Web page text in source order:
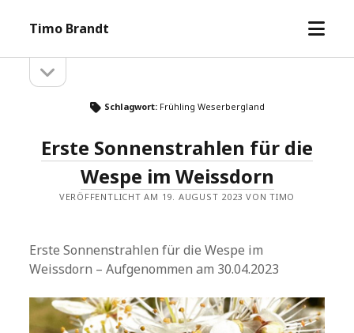
Timo Brandt
Menü
Seitenleiste
öffnen
Schlagwort: Frühling Weserbergland
Erste Sonnenstrahlen für die
Wespe im Weissdorn
VERÖFFENTLICHT AM 19. AUGUST 2023 VON TIMO
Erste Sonnenstrahlen für die Wespe im
Weissdorn – Aufgenommen am 30.04.2023